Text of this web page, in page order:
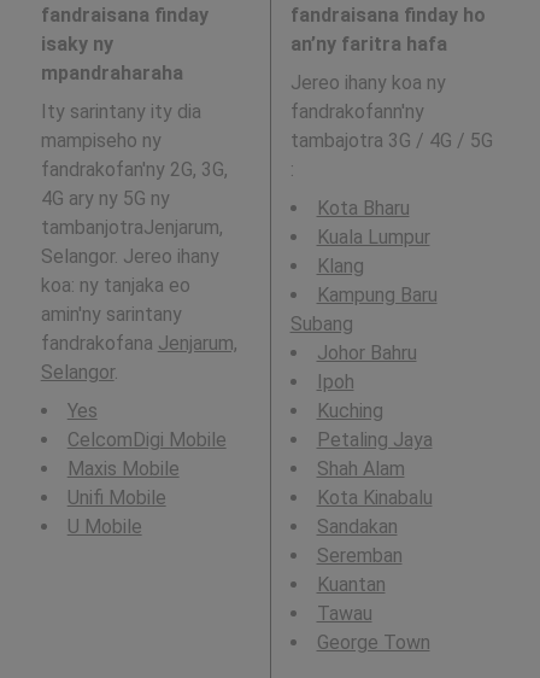
fandraisana finday
isaky ny
mpandraharaha
Ity sarintany ity dia
mampiseho ny
fandrakofan'ny 2G, 3G,
4G ary ny 5G ny
tambanjotraJenjarum,
Selangor. Jereo ihany
koa: ny tanjaka eo
amin'ny sarintany
fandrakofana Jenjarum,
Selangor.
Yes
CelcomDigi Mobile
Maxis Mobile
Unifi Mobile
U Mobile
fandraisana finday ho
an’ny faritra hafa
Jereo ihany koa ny
fandrakofann'ny
tambajotra 3G / 4G / 5G
:
Kota Bharu
Kuala Lumpur
Klang
Kampung Baru
Subang
Johor Bahru
Ipoh
Kuching
Petaling Jaya
Shah Alam
Kota Kinabalu
Sandakan
Seremban
Kuantan
Tawau
George Town